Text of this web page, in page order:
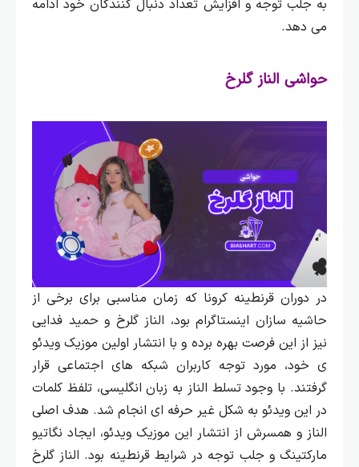
به جلب توجه و افزایش تعداد دنبال‌ کنندگان خود ادامه
می‌ دهد.
حواشی الناز گلرخ
در دوران قرنطینه کرونا که زمان مناسبی برای برخی از
حاشیه‌ سازان اینستاگرام بود، الناز گلرخ و حمید فدایی
نیز از این فرصت بهره برده و با انتشار اولین موزیک ویدئو
ی خود، مورد توجه کاربران شبکه‌ های اجتماعی قرار
گرفتند. با وجود تسلط الناز به زبان انگلیسی، تلفظ کلمات
در این ویدئو به شکل غیر حرفه‌ ای انجام شد. هدف اصلی
الناز و همسرش از انتشار این موزیک ویدئو، ایجاد نگاتیو
مارکتینگ و جلب توجه در شرایط قرنطینه بود. الناز گلرخ